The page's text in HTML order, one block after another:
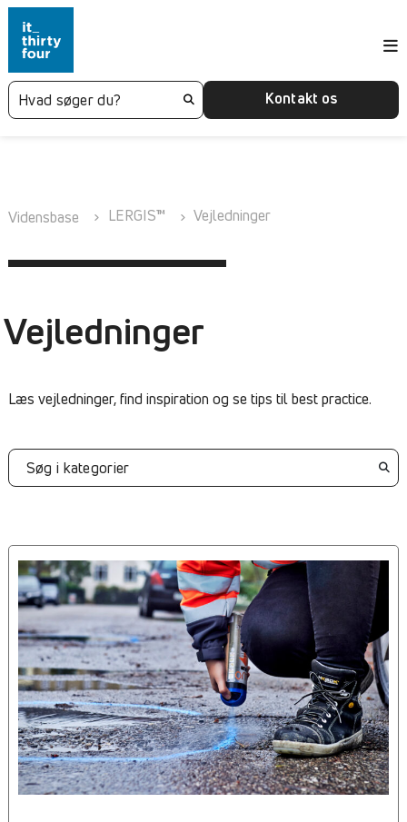
Kontakt os
Vidensbase LERGIS™ Vejledninger
Vejledninger
Læs vejledninger, find inspiration og se tips til best practice.